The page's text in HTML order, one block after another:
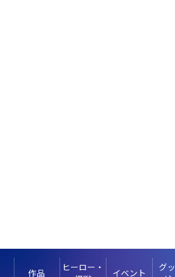
作品
ヒーロー・
イベント
グ